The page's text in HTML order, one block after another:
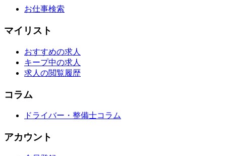
お仕事検索
マイリスト
おすすめの求人
キープ中の求人
求人の閲覧履歴
コラム
ドライバー・整備士コラム
アカウント